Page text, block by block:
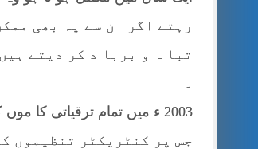
رہتے اگر ان سے یہ بھی
تبا ہ و بربا د کر دیتے
۔
جس پر کنٹریکٹر تنظیموں